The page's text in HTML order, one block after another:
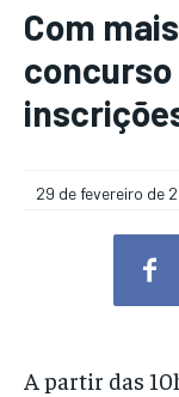
Com
concurso
29 de fevereiro de
A partir das